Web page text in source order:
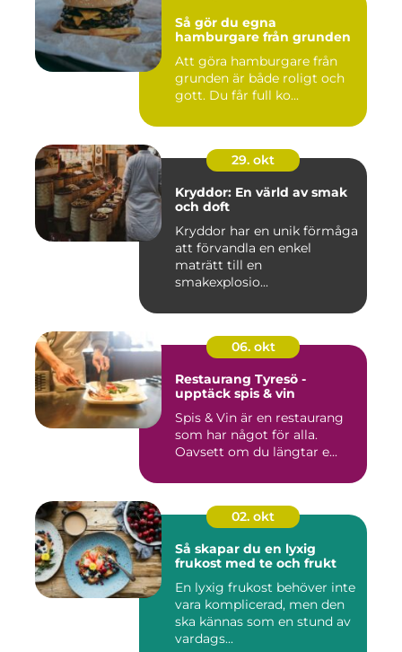
Så gör du egna
hamburgare från grunden
Att göra hamburgare från
grunden är både roligt och
gott. Du får full ko...
29. okt
Kryddor: En värld av smak
och doft
Kryddor har en unik förmåga
att förvandla en enkel
maträtt till en
smakexplosio...
06. okt
Restaurang Tyresö -
upptäck spis & vin
Spis & Vin är en restaurang
som har något för alla.
Oavsett om du längtar e...
02. okt
Så skapar du en lyxig
frukost med te och frukt
En lyxig frukost behöver inte
vara komplicerad, men den
ska kännas som en stund av
vardags...